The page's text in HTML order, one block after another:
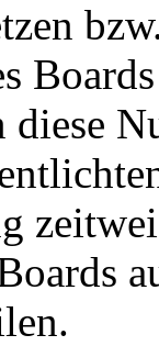
diese